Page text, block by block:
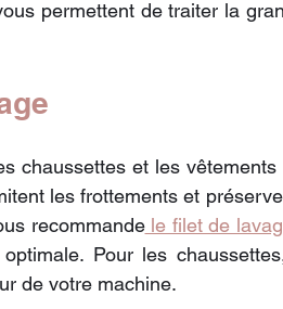
permettent de traiter la
chaussettes et les
les frottements et
recommande le filet de
Pour les
de votre machine.